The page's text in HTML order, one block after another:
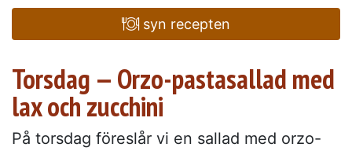
syn recepten
Torsdag — Orzo-pastasallad med
lax och zucchini
På torsdag föreslår vi en sallad med orzo-